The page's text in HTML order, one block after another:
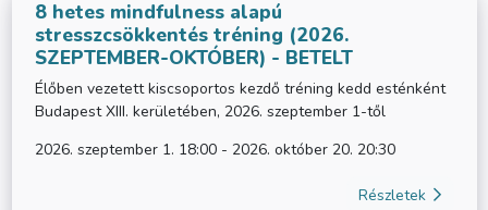
8 hetes mindfulness alapú
stresszcsökkentés tréning (2026.
SZEPTEMBER-OKTÓBER) - BETELT
Élőben vezetett kiscsoportos kezdő tréning kedd esténként
Budapest XIII. kerületében, 2026. szeptember 1-től
2026. szeptember 1. 18:00 - 2026. október 20. 20:30
Részletek